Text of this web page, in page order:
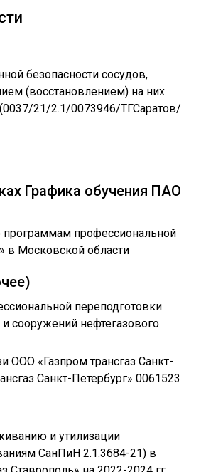
безопасности сосудов,
(восстановлением) на них
21/2.1/0073946/ТГСаратов/
Графика обучения ПАО
программам профессиональной
в Московской области
переподготовки
сооружений нефтегазового
ООО «Газпром трансгаз Санкт-
Санкт-Петербург» 0061523
и утилизации
СанПиН 2.1.3684-21) в